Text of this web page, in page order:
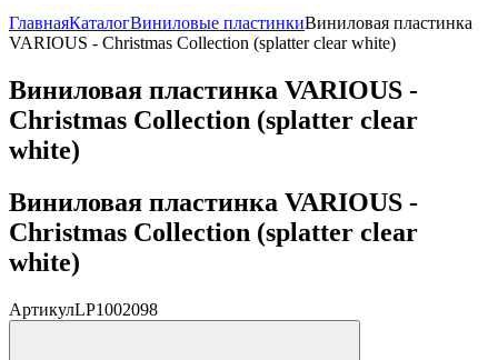
ГлавнаяКаталогВиниловые пластинкиВиниловая пластинка
VARIOUS - Christmas Collection (splatter clear white)
Виниловая пластинка VARIOUS -
Christmas Collection (splatter clear
white)
Виниловая пластинка VARIOUS -
Christmas Collection (splatter clear
white)
АртикулLP1002098